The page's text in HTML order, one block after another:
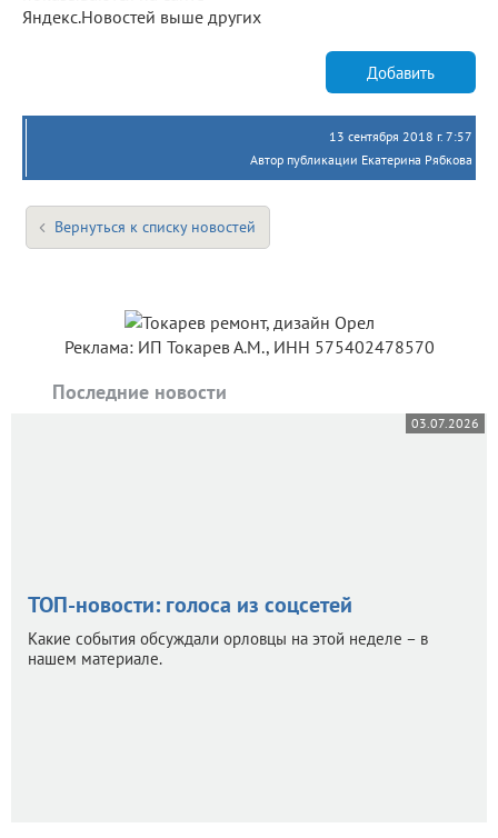
Яндекс.Новостей выше других
Добавить
13 сентября 2018 г. 7:57
Автор публикации Екатерина Рябкова
Вернуться к списку новостей
Реклама: ИП Токарев А.М., ИНН 575402478570
Последние новости
03.07.2026
ТОП-новости: голоса из соцсетей
Какие события обсуждали орловцы на этой неделе – в
нашем материале.